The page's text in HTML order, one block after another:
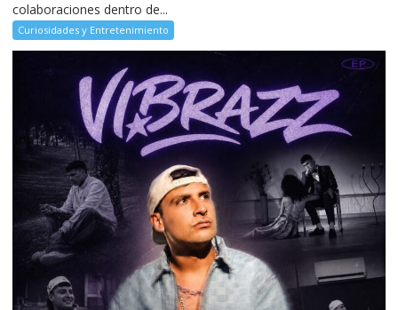
colaboraciones dentro de...
Curiosidades y Entretenimiento